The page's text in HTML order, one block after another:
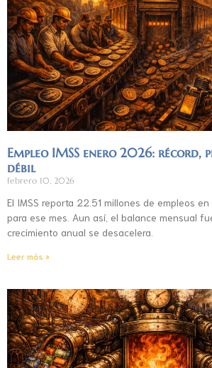
Empleo IMSS enero 2026: récord,
débil
febrero 10, 2026
El IMSS reporta 22.51 millones de empleos
para ese mes. Aun así, el balance mensual
crecimiento anual se desacelera.
Leer más »